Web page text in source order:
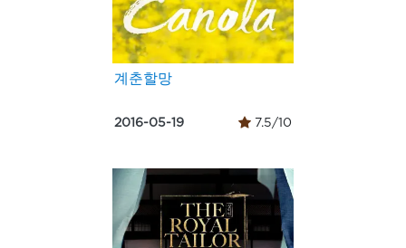
계춘할망
2016-05-19 7.5/10